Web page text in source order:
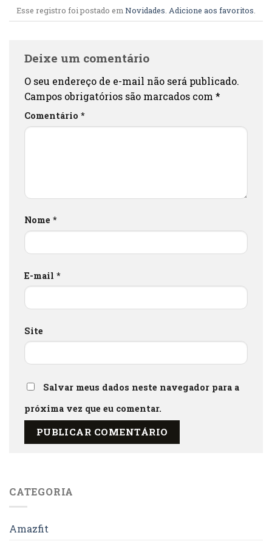
Esse registro foi postado em Novidades Adicione aos favoritos
Deixe um comentário
O seu endereço de e-mail não será publicado.
Campos obrigatórios são marcados com *
Comentário *
Nome *
E-mail *
Site
Salvar meus dados neste navegador para a
próxima vez que eu comentar.
CATEGORIA
Amazfit